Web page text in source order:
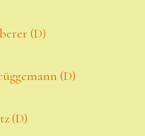
(D)
(D)
(D)